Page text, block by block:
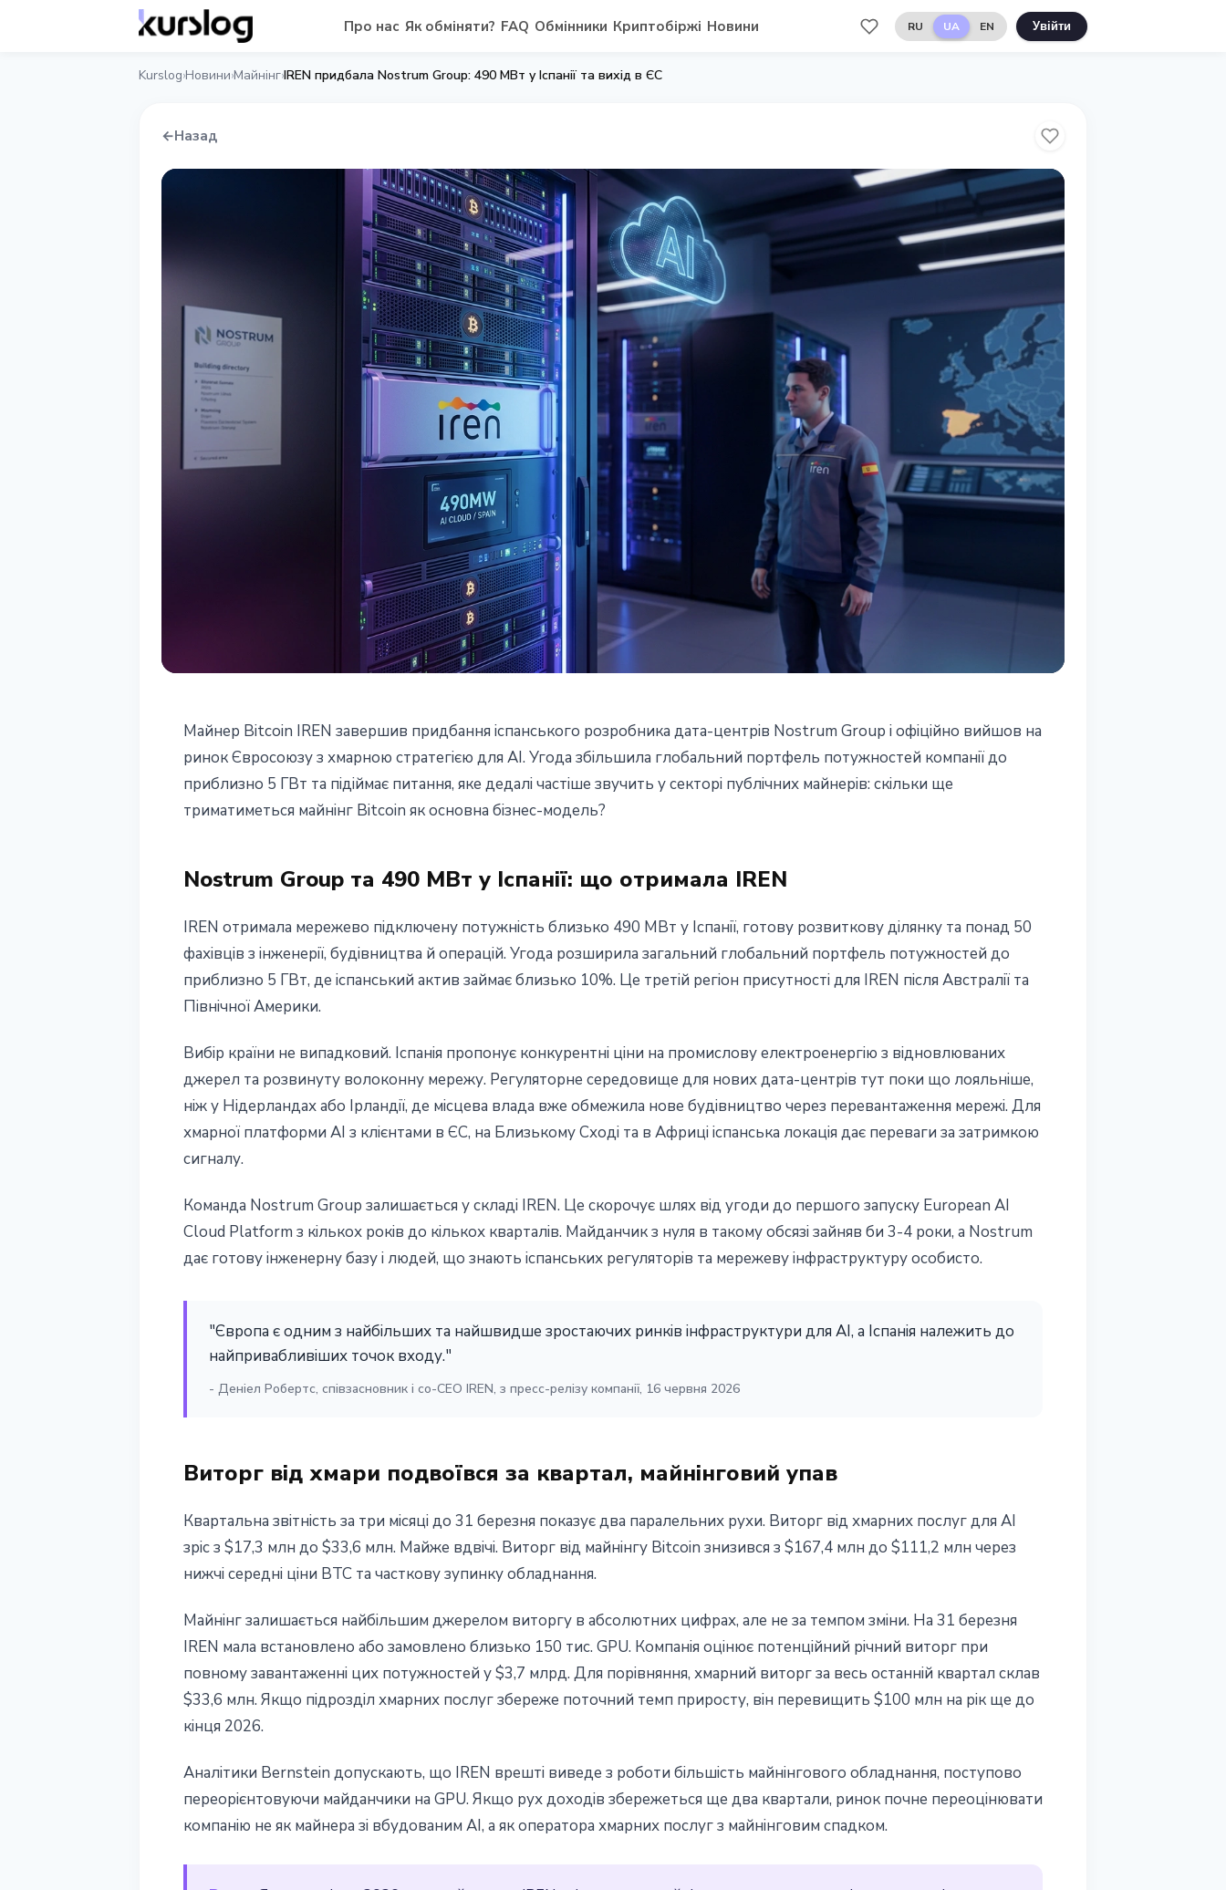
Про нас Як обміняти? FAQ Обмінники Криптобіржі Новини RU UA EN Увійти
Kurslog›Новини›Майнінг›IREN придбала Nostrum Group: 490 МВт у Іспанії та вихід в ЄС
←Назад
IREN придбала іспанського оператора
Nostrum Group: 490 МВт і вихід в Євросоюз
Майнер Bitcoin IREN завершив придбання іспанського розробника дата-центрів Nostrum Group і офіційно вийшов на
ринок Євросоюзу з хмарною стратегією для AI. Угода збільшила глобальний портфель потужностей компанії до
приблизно 5 ГВт та підіймає питання, яке дедалі частіше звучить у секторі публічних майнерів: скільки ще
триматиметься майнінг Bitcoin як основна бізнес-модель?
Nostrum Group та 490 МВт у Іспанії: що отримала IREN
IREN отримала мережево підключену потужність близько 490 МВт у Іспанії, готову розвиткову ділянку та понад 50
фахівців з інженерії, будівництва й операцій. Угода розширила загальний глобальний портфель потужностей до
приблизно 5 ГВт, де іспанський актив займає близько 10%. Це третій регіон присутності для IREN після Австралії та
Північної Америки.
Вибір країни не випадковий. Іспанія пропонує конкурентні ціни на промислову електроенергію з відновлюваних
джерел та розвинуту волоконну мережу. Регуляторне середовище для нових дата-центрів тут поки що лояльніше,
ніж у Нідерландах або Ірландії, де місцева влада вже обмежила нове будівництво через перевантаження мережі. Для
хмарної платформи AI з клієнтами в ЄС, на Близькому Сході та в Африці іспанська локація дає переваги за затримкою
сигналу.
Команда Nostrum Group залишається у складі IREN. Це скорочує шлях від угоди до першого запуску European AI
Cloud Platform з кількох років до кількох кварталів. Майданчик з нуля в такому обсязі зайняв би 3-4 роки, а Nostrum
дає готову інженерну базу і людей, що знають іспанських регуляторів та мережеву інфраструктуру особисто.
"Європа є одним з найбільших та найшвидше зростаючих ринків інфраструктури для AI, а Іспанія належить до
найпривабливіших точок входу."
- Деніел Робертс, співзасновник і co-CEO IREN, з пресс-релізу компанії, 16 червня 2026
Виторг від хмари подвоївся за квартал, майнінговий упав
Квартальна звітність за три місяці до 31 березня показує два паралельних рухи. Виторг від хмарних послуг для AI
зріс з $17,3 млн до $33,6 млн. Майже вдвічі. Виторг від майнінгу Bitcoin знизився з $167,4 млн до $111,2 млн через
нижчі середні ціни BTC та часткову зупинку обладнання.
Майнінг залишається найбільшим джерелом виторгу в абсолютних цифрах, але не за темпом зміни. На 31 березня
IREN мала встановлено або замовлено близько 150 тис. GPU. Компанія оцінює потенційний річний виторг при
повному завантаженні цих потужностей у $3,7 млрд. Для порівняння, хмарний виторг за весь останній квартал склав
$33,6 млн. Якщо підрозділ хмарних послуг збереже поточний темп приросту, він перевищить $100 млн на рік ще до
кінця 2026.
Аналітики Bernstein допускають, що IREN врешті виведе з роботи більшість майнінгового обладнання, поступово
переорієнтовуючи майданчики на GPU. Якщо рух доходів збережеться ще два квартали, ринок почне переоцінювати
компанію не як майнера зі вбудованим AI, а як оператора хмарних послуг з майнінговим спадком.